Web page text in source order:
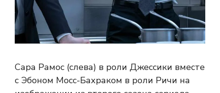
Сара Рамос (слева) в роли Джессики вместе
с Эбоном Мосс-Бахраком в роли Ричи на